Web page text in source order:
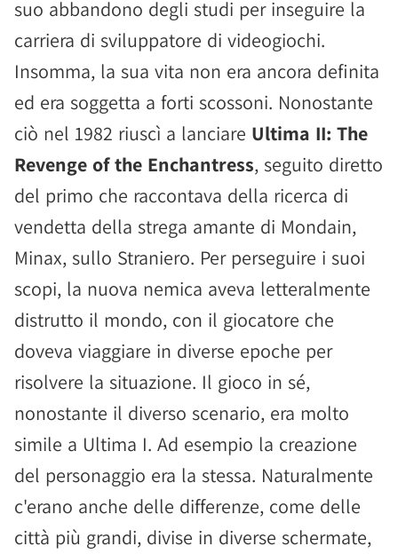
suo abbandono degli studi per inseguire la
carriera di sviluppatore di videogiochi.
Insomma, la sua vita non era ancora definita
ed era soggetta a forti scossoni. Nonostante
ciò nel 1982 riuscì a lanciare Ultima II: The
Revenge of the Enchantress, seguito diretto
del primo che raccontava della ricerca di
vendetta della strega amante di Mondain,
Minax, sullo Straniero. Per perseguire i suoi
scopi, la nuova nemica aveva letteralmente
distrutto il mondo, con il giocatore che
doveva viaggiare in diverse epoche per
risolvere la situazione. Il gioco in sé,
nonostante il diverso scenario, era molto
simile a Ultima I. Ad esempio la creazione
del personaggio era la stessa. Naturalmente
c'erano anche delle differenze, come delle
città più grandi, divise in diverse schermate,